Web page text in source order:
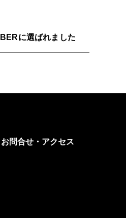
に選ばれました
お問合せ・アクセス